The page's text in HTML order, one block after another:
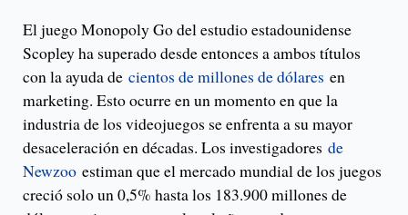
El juego Monopoly Go del estudio estadounidense
Scopley ha superado desde entonces a ambos títulos
con la ayuda de cientos de millones de dólares en
marketing. Esto ocurre en un momento en que la
industria de los videojuegos se enfrenta a su mayor
desaceleración en décadas. Los investigadores de
Newzoo estiman que el mercado mundial de los juegos
creció solo un 0,5% hasta los 183.900 millones de